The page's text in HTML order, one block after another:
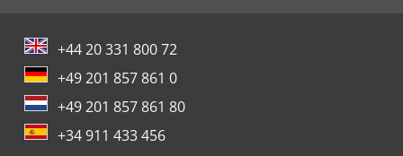
+44 20 331 800 72
+49 201 857 861 0
+49 201 857 861 80
+34 911 433 456